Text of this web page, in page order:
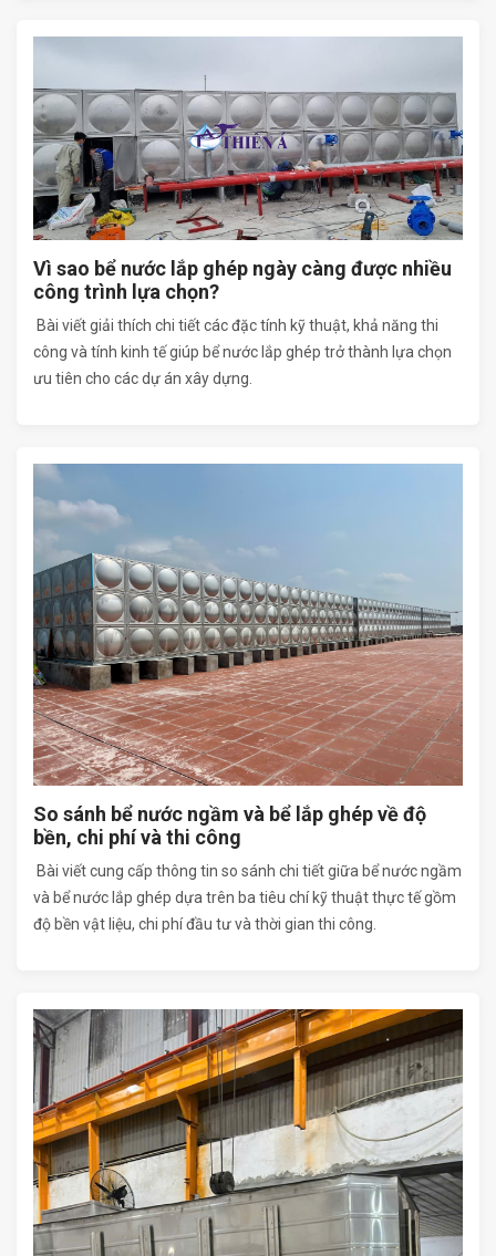
Vì sao bể nước lắp ghép ngày càng được nhiều
công trình lựa chọn?
Bài viết giải thích chi tiết các đặc tính kỹ thuật, khả năng thi
công và tính kinh tế giúp bể nước lắp ghép trở thành lựa chọn
ưu tiên cho các dự án xây dựng.
So sánh bể nước ngầm và bể lắp ghép về độ
bền, chi phí và thi công
Bài viết cung cấp thông tin so sánh chi tiết giữa bể nước ngầm
và bể nước lắp ghép dựa trên ba tiêu chí kỹ thuật thực tế gồm
độ bền vật liệu, chi phí đầu tư và thời gian thi công.